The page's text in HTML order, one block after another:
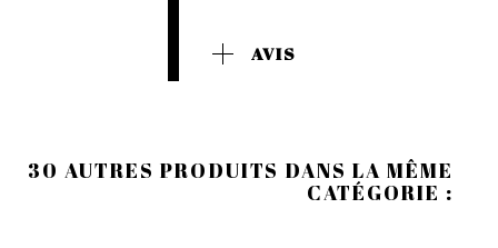
AVIS
30 AUTRES PRODUITS DANS LA MÊME
CATÉGORIE :